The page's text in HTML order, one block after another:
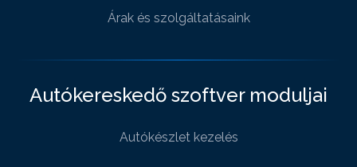
Árak és szolgáltatásaink
Autókereskedő szoftver moduljai
Autókészlet kezelés